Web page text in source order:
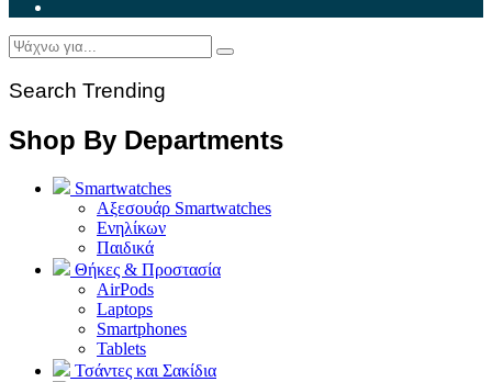
Search Trending
Shop By Departments
Smartwatches
Αξεσουάρ Smartwatches
Ενηλίκων
Παιδικά
Θήκες & Προστασία
AirPods
Laptops
Smartphones
Tablets
Τσάντες και Σακίδια